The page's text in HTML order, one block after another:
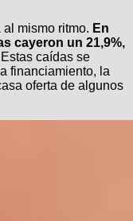
mismo ritmo. En
cayeron un 21,9%,
Estas caídas se
financiamiento, la
oferta de algunos